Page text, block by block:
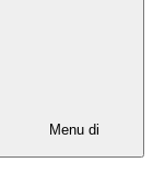
Menu di